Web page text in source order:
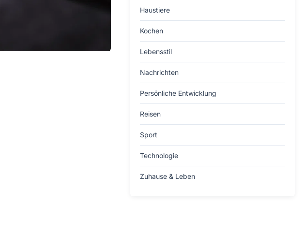
Haustiere
Kochen
Lebensstil
Nachrichten
Persönliche Entwicklung
Reisen
Sport
Technologie
Zuhause & Leben